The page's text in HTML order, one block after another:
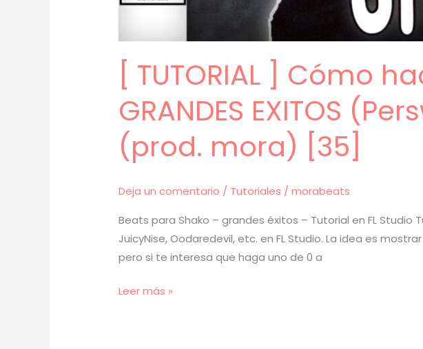
[ TUTORIAL ] Cómo
GRANDES EXITOS
(prod. mora) [35]
Deja un comentario / Tutoriales /morabeats
Beats para Shako – grandes éxitos – Tutorial en FL
JuicyNise, Oodaredevil, etc. en FL Studio. La idea es
pero si te interesa que haga uno de 0 a
[Leer más »